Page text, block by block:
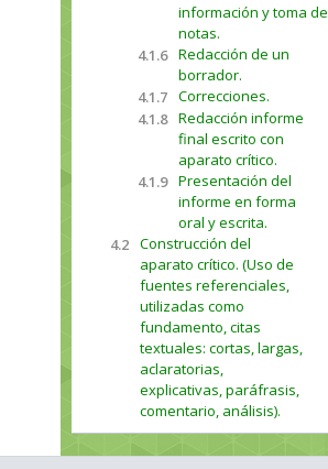
información y toma de
notas.
4.1.6 Redacción de un
borrador.
4.1.7 Correcciones.
4.1.8 Redacción informe
final escrito con
aparato crítico.
4.1.9 Presentación del
informe en forma
oral y escrita.
4.2 Construcción del
aparato crítico. (Uso de
fuentes referenciales,
utilizadas como
fundamento, citas
textuales: cortas, largas,
aclaratorias,
explicativas, paráfrasis,
comentario, análisis).